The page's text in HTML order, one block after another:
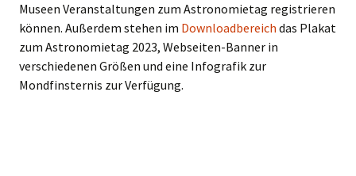
Museen Veranstaltungen zum Astronomietag registrieren
können. Außerdem stehen im Downloadbereich das Plakat
zum Astronomietag 2023, Webseiten-Banner in
verschiedenen Größen und eine Infografik zur
Mondfinsternis zur Verfügung.